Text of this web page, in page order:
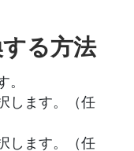
る方法
します。（任
します。（任